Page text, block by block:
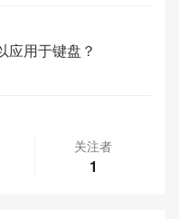
应用于键盘？
关注者
1